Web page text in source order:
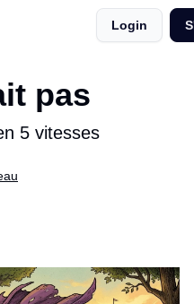
Login
pas
5 vitesses